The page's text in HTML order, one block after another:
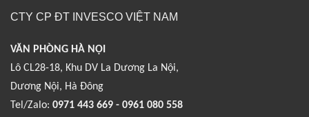
CTY CP ĐT INVESCO VIỆT NAM
VĂN PHÒNG HÀ NỘI
Lô CL28-18, Khu DV La Dương La Nội,
Dương Nội, Hà Đông
Tel/Zalo: 0971 443 669 - 0961 080 558